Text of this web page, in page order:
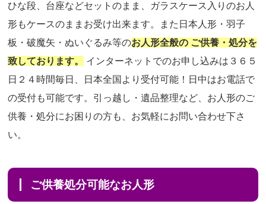
ひな段、台座などセットのまま、ガラスケース入りのお人
形もケースのままお受け出来ます。また日本人形・羽子
板・破魔矢・ぬいぐるみ等のお人形全般の ご供養・処分を
致しております。
インターネットでのお申し込みは３６５
日２４時間毎日、日本全国より受付可能！日中はお電話で
の受付も可能です。引っ越し・遺品整理など、お人形のご
供養・処分にお困りの方も、お気軽にお問い合わせ下さ
い。
ご供養処分可能なお人形